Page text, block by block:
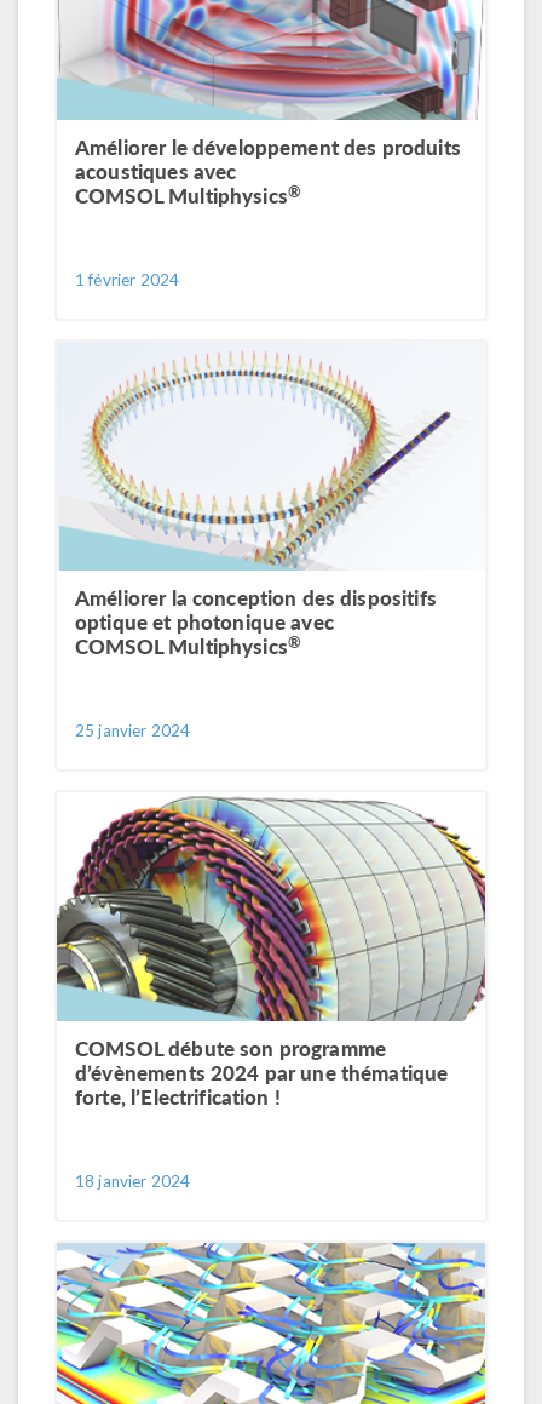
Améliorer le développement des produits
acoustiques avec
COMSOL Multiphysics®
1 février 2024
Améliorer la conception des dispositifs
optique et photonique avec
COMSOL Multiphysics®
25 janvier 2024
COMSOL débute son programme
d’évènements 2024 par une thématique
forte, l’Electrification !
18 janvier 2024